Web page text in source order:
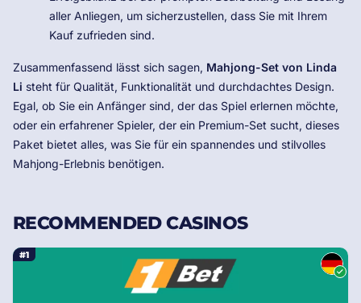
aller Anliegen, um sicherzustellen, dass Sie mit Ihrem
Kauf zufrieden sind.
Zusammenfassend lässt sich sagen, Mahjong-Set von Linda
Li steht für Qualität, Funktionalität und durchdachtes Design.
Egal, ob Sie ein Anfänger sind, der das Spiel erlernen möchte,
oder ein erfahrener Spieler, der ein Premium-Set sucht, dieses
Paket bietet alles, was Sie für ein spannendes und stilvolles
Mahjong-Erlebnis benötigen.
RECOMMENDED CASINOS
#1